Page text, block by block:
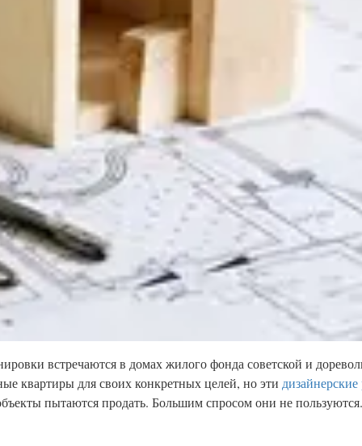
встречаются в домах жилого фонда советской и
квартиры для своих конкретных целей, но эти
пытаются продать. Большим спросом они не